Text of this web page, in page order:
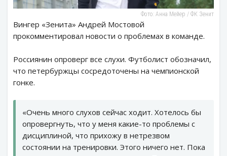
Фото: Анна Мейер / ФК Зенит
Вингер «Зенита» Андрей Мостовой
прокомментировал новости о проблемах в команде.
Россиянин опроверг все слухи. Футболист обозначил,
что петербуржцы сосредоточены на чемпионской
гонке.
«Очень много слухов сейчас ходит. Хотелось бы
опровергнуть, что у меня какие-то проблемы с
дисциплиной, что прихожу в нетрезвом
состоянии на тренировки. Этого ничего нет. Пока